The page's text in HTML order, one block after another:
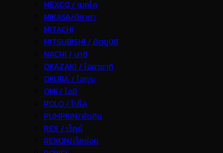
MEXCO / เมคโค
MIKASA/มิกาซ่า
MITACHI
MITSUBISHI / มิตซูบิชิ
NACHI / นาชิ
OKAZAKI / โอคาซากิ
OKURA / โอกุระ
OMI / โอมิ
POLO / โปโล
PUMPKIN/พัมคิน
REX / เร็กช์
REXON/เร็กซ่อน